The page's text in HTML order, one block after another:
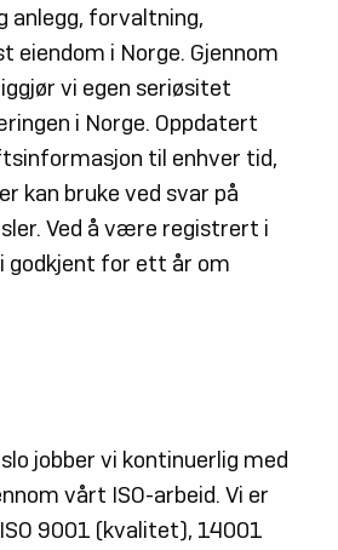
anlegg, forvaltning,
eiendom i Norge. Gjennom
vi egen seriøsitet
i Norge. Oppdatert
til enhver tid,
kan bruke ved svar på
Ved å være registrert i
godkjent for ett år om
jobber vi kontinuerlig med
vårt ISO-arbeid. Vi er
9001 (kvalitet), 14001